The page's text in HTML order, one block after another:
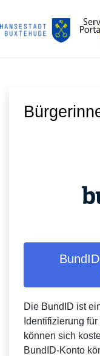
Die BundID ist
Identifizierung
können sich
BundID-Konto